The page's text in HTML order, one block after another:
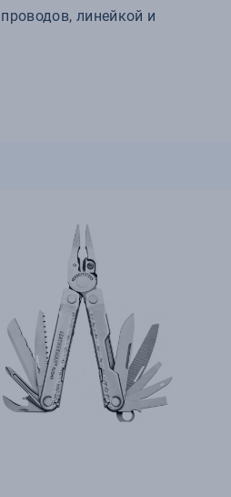
линейкой и